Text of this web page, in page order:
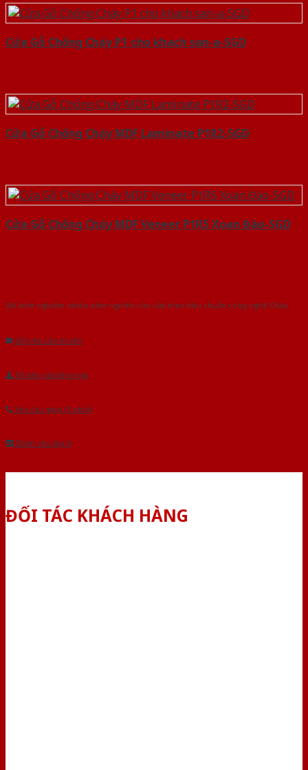
Cửa Gỗ Chống Cháy P1 cho khach san-a-SGD
Cửa Gỗ Chống Cháy MDF Laminate P1R2-SGD
Cửa Gỗ Chống Cháy MDF Veneer P1R5 Xoan Đào-SGD
Với kinh nghiệm nhiêu năm nghiên cứu cửa theo tiêu chuẩn công nghệ Châu
Gửi yêu cầu tư vấn
Tải báo giá tổng hợp
Yêu cầu gọi lại (3 phút)
Dành cho đại lý
ĐỐI TÁC KHÁCH HÀNG